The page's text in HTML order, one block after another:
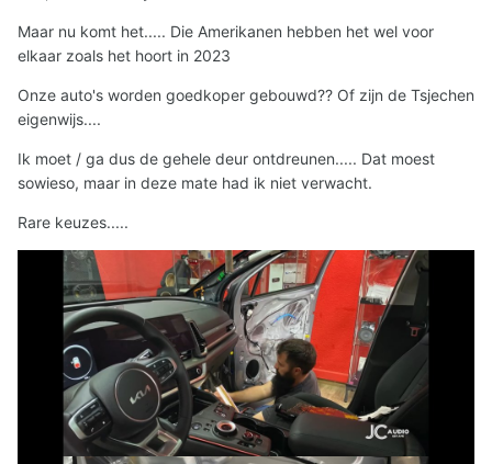
Maar nu komt het..... Die Amerikanen hebben het wel voor
elkaar zoals het hoort in 2023
Onze auto's worden goedkoper gebouwd?? Of zijn de Tsjechen
eigenwijs....
Ik moet / ga dus de gehele deur ontdreunen..... Dat moest
sowieso, maar in deze mate had ik niet verwacht.
Rare keuzes.....